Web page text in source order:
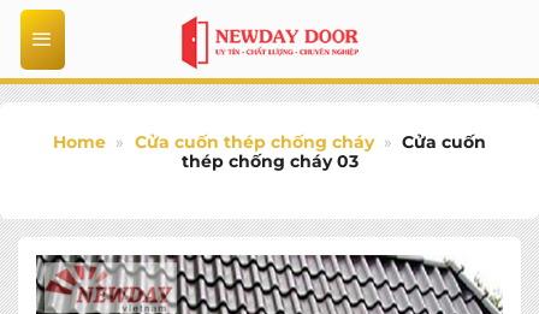
Bỏ
qua
nội
dung
Home » Cửa cuốn thép chống cháy » Cửa cuốn
thép chống cháy 03